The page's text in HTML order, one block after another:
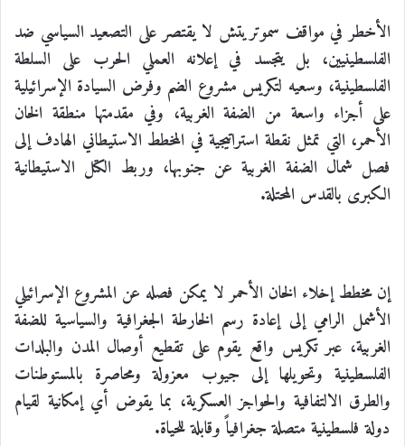
الأخطر في مواقف سموتريتش لا يقتصر على التصعيد السياسي ضد
الفلسطينيين، بل يتجسد في إعلانه العملي الحرب على السلطة
الفلسطينية، وسعيه لتكريس مشروع الضم وفرض السيادة الإسرائيلية
على أجزاء واسعة من الضفة الغربية، وفي مقدمتها منطقة الخان
الأحمر، التي تمثل نقطة استراتيجية في المخطط الاستيطاني الهادف إلى
فصل شمال الضفة الغربية عن جنوبها، وربط الكتل الاستيطانية
الكبرى بالقدس المحتلة.
إن مخطط إخلاء الخان الأحمر لا يمكن فصله عن المشروع الإسرائيلي
الأشمل الرامي إلى إعادة رسم الخارطة الجغرافية والسياسية للضفة
الغربية، عبر تكريس واقع يقوم على تقطيع أوصال المدن والبلدات
الفلسطينية وتحويلها إلى جيوب معزولة ومحاصرة بالمستوطنات
والطرق الالتفافية والحواجز العسكرية، بما يقوض أي إمكانية لقيام
دولة فلسطينية متصلة جغرافياً وقابلة للحياة.